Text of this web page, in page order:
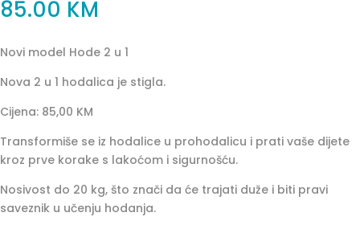
85.00 KM
Novi model Hode 2 u 1
Nova 2 u 1 hodalica je stigla.
Cijena: 85,00 KM
Transformiše se iz hodalice u prohodalicu i prati vaše dijete
kroz prve korake s lakoćom i sigurnošću.
Nosivost do 20 kg, što znači da će trajati duže i biti pravi
saveznik u učenju hodanja.